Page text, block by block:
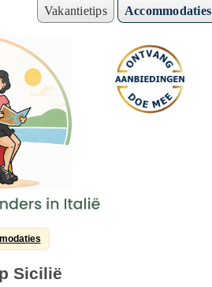
Vakantietips Accommodaties
Sicilië